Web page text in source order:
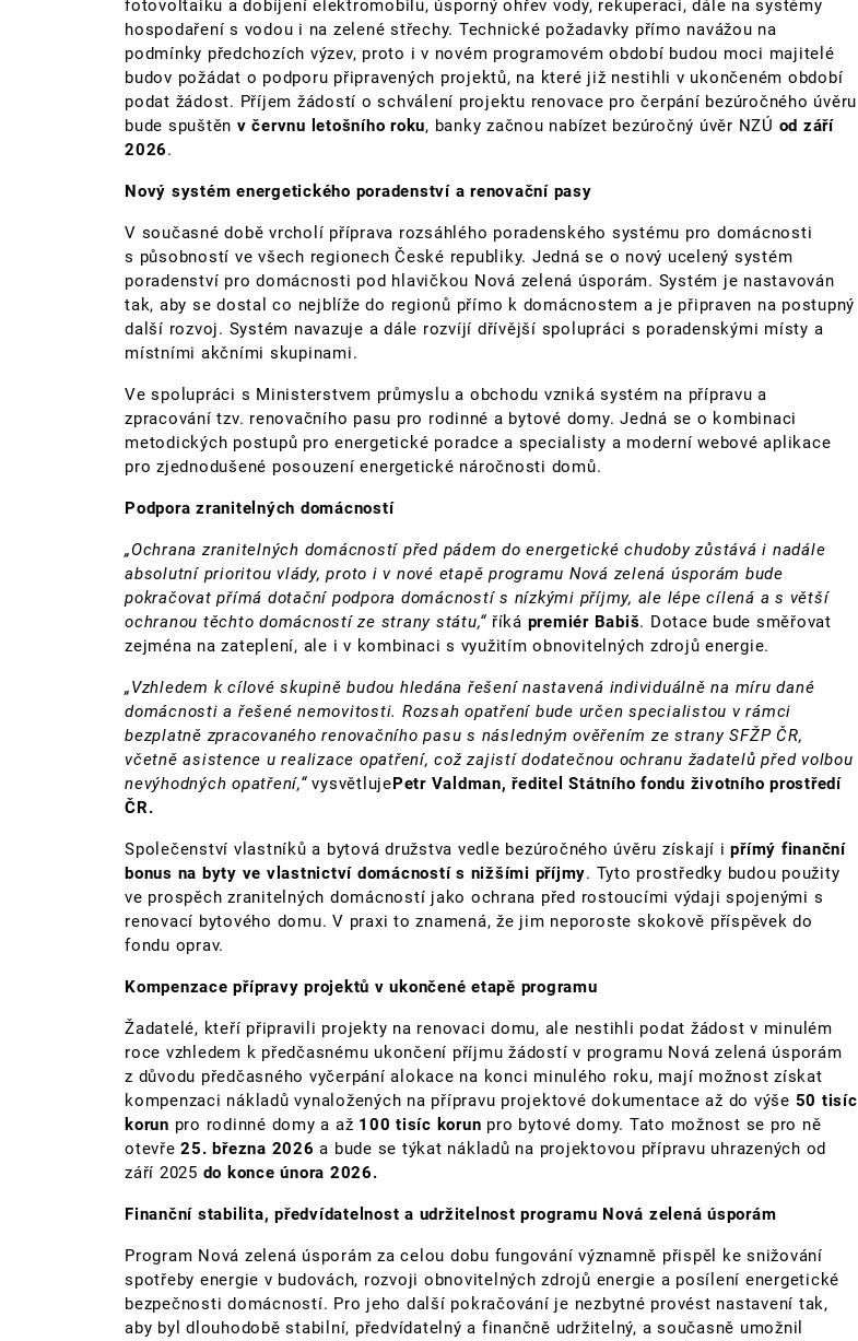
fotovoltaiku a dobíjení elektromobilu, úsporný ohřev vody, rekuperaci, dále na systémy
hospodaření s vodou i na zelené střechy. Technické požadavky přímo navážou na
podmínky předchozích výzev, proto i v novém programovém období budou moci majitelé
budov požádat o podporu připravených projektů, na které již nestihli v ukončeném období
podat žádost. Příjem žádostí o schválení projektu renovace pro čerpání bezúročného úvěru
bude spuštěn v červnu letošního roku, banky začnou nabízet bezúročný úvěr NZÚ od září
2026.
Nový systém energetického poradenství a renovační pasy
V současné době vrcholí příprava rozsáhlého poradenského systému pro domácnosti
s působností ve všech regionech České republiky. Jedná se o nový ucelený systém
poradenství pro domácnosti pod hlavičkou Nová zelená úsporám. Systém je nastavován
tak, aby se dostal co nejblíže do regionů přímo k domácnostem a je připraven na postupný
další rozvoj. Systém navazuje a dále rozvíjí dřívější spolupráci s poradenskými místy a
místními akčními skupinami.
Ve spolupráci s Ministerstvem průmyslu a obchodu vzniká systém na přípravu a
zpracování tzv. renovačního pasu pro rodinné a bytové domy. Jedná se o kombinaci
metodických postupů pro energetické poradce a specialisty a moderní webové aplikace
pro zjednodušené posouzení energetické náročnosti domů.
Podpora zranitelných domácností
„Ochrana zranitelných domácností před pádem do energetické chudoby zůstává i nadále
absolutní prioritou vlády, proto i v nové etapě programu Nová zelená úsporám bude
pokračovat přímá dotační podpora domácností s nízkými příjmy, ale lépe cílená a s větší
ochranou těchto domácností ze strany státu,“ říká premiér Babiš. Dotace bude směřovat
zejména na zateplení, ale i v kombinaci s využitím obnovitelných zdrojů energie.
„Vzhledem k cílové skupině budou hledána řešení nastavená individuálně na míru dané
domácnosti a řešené nemovitosti. Rozsah opatření bude určen specialistou v rámci
bezplatně zpracovaného renovačního pasu s následným ověřením ze strany SFŽP ČR,
včetně asistence u realizace opatření, což zajistí dodatečnou ochranu žadatelů před volbou
nevýhodných opatření,“vysvětlujePetr Valdman, ředitel Státního fondu životního prostředí
ČR.
Společenství vlastníků a bytová družstva vedle bezúročného úvěru získají ipřímý finanční
bonus na byty ve vlastnictví domácností s nižšími příjmy. Tyto prostředky budou použity
ve prospěch zranitelných domácností jako ochrana před rostoucími výdaji spojenými s
renovací bytového domu. V praxi to znamená, že jim neporoste skokově příspěvek do
fondu oprav.
Kompenzace přípravy projektů v ukončené etapě programu
Žadatelé, kteří připravili projekty na renovaci domu, ale nestihli podat žádost v minulém
roce vzhledem k předčasnému ukončení příjmu žádostí v programu Nová zelená úsporám
z důvodu předčasného vyčerpání alokace na konci minulého roku, mají možnost získat
kompenzaci nákladů vynaložených na přípravu projektové dokumentace až do výše 50 tisíc
korun pro rodinné domy a až 100 tisíc korun pro bytové domy. Tato možnost se pro ně
otevře25. března 2026 a bude se týkat nákladů na projektovou přípravu uhrazených od
září 2025 do konce února 2026.
Finanční stabilita, předvídatelnost a udržitelnost programu Nová zelená úsporám
Program Nová zelená úsporám za celou dobu fungování významně přispěl ke snižování
spotřeby energie v budovách, rozvoji obnovitelných zdrojů energie a posílení energetické
bezpečnosti domácností. Pro jeho další pokračování je nezbytné provést nastavení tak,
aby byl dlouhodobě stabilní, předvídatelný a finančně udržitelný, a současně umožnil